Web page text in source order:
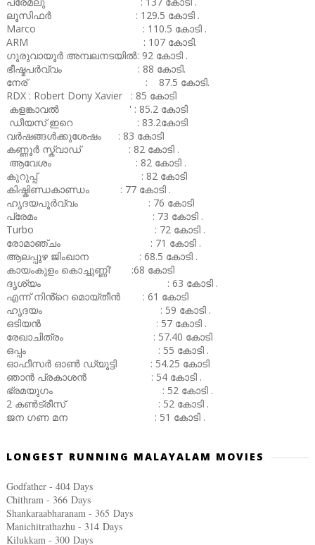
ലൂസിഫർ : 129.5 കോടി .
Marco : 110.5 കോടി .
ARM : 107 കോടി.
ഗുരുവായൂർ അമ്പലനടയിൽ: 92 കോടി .
ഭീഷ്മപർവ്വം : 88 കോടി.
നേര് : 87.5 കോടി.
RDX : Robert Dony Xavier : 85 കോടി
കളങ്കാവൽ ' : 85.2 കോടി
ഡീയസ് ഇറെ : 83.2കോടി
വർഷങ്ങൾക്കുശേഷം : 83 കോടി
കണ്ണൂർ സ്ക്വാഡ് : 82 കോടി .
ആവേശം : 82 കോടി .
കുറുപ്പ് : 82 കോടി
കിഷ്കിണ്ഡകാണ്ഡം : 77 കോടി .
ഹൃദയപൂർവ്വം : 76 കോടി
പ്രേമം : 73 കോടി .
Turbo : 72 കോടി .
രോമാഞ്ചം : 71 കോടി .
ആലപ്പുഴ ജിംഖാന : 68.5 കോടി .
കായംകുളം കൊച്ചുണ്ണി' :68 കോടി
ദൃശ്യം : 63 കോടി .
എന്ന് നിൻ്റെ മൊയ്തീൻ : 61 കോടി
ഹൃദയം : 59 കോടി .
ഒടിയൻ : 57 കോടി .
രേഖാചിത്രം : 57.40 കോടി
ഒപ്പം : 55 കോടി .
ഓഫീസർ ഓൺ ഡ്യൂട്ടി : 54.25 കോടി
ഞാൻ പ്രകാശൻ : 54 കോടി .
ഭ്രമയുഗം : 52 കോടി .
2 കൺട്രീസ് : 52 കോടി .
ജന ഗണ മന : 51 കോടി .
LONGEST RUNNING MALAYALAM MOVIES
Godfather - 404 Days
Chithram - 366 Days
Shankaraabharanam - 365 Days
Manichitrathazhu - 314 Days
Kilukkam - 300 Days